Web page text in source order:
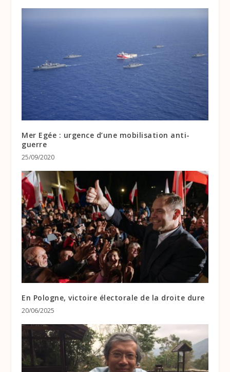
Mer Egée : urgence d’une mobilisation anti-
guerre
25/09/2020
En Pologne, victoire électorale de la droite dure
20/06/2025